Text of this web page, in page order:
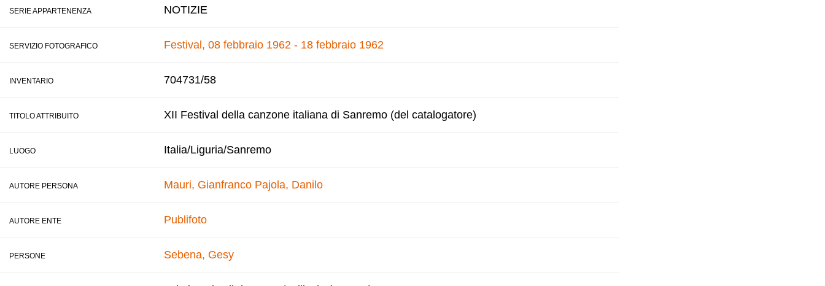
SERIE APPARTENENZA NOTIZIE
SERVIZIO FOTOGRAFICO Festival, 08 febbraio 1962 - 18 febbraio 1962
INVENTARIO 704731/58
TITOLO ATTRIBUITO XII Festival della canzone italiana di Sanremo (del catalogatore)
LUOGO Italia/Liguria/Sanremo
AUTORE PERSONA Mauri, Gianfranco Pajola, Danilo
AUTORE ENTE Publifoto
PERSONE Sebena, Gesy